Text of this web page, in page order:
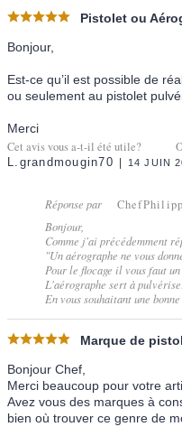
Pistolet ou
Bonjour,
Est-ce qu’il est possible de
ou seulement au pistolet
Merci
Cet avis vous a-t-il été utile?
L.grandmougin70 14 JUIN
Réponse par
Bonjour,
Comme j'ai précédemment
"Un aérographe ne vous
Pour le flocage il vous faut
L'aérographe sert à
En vous souhaitant une
Marque de
Bonjour Chef,
Merci beaucoup pour votre
Avez vous des marques à
bien où trouver ce genre de